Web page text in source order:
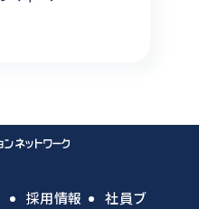
採用情報
社員ブ